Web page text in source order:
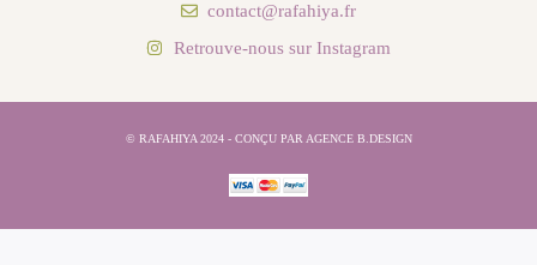
contact@rafahiya.fr
Retrouve-nous sur Instagram
© RAFAHIYA 2024 - CONÇU PAR AGENCE B.DESIGN